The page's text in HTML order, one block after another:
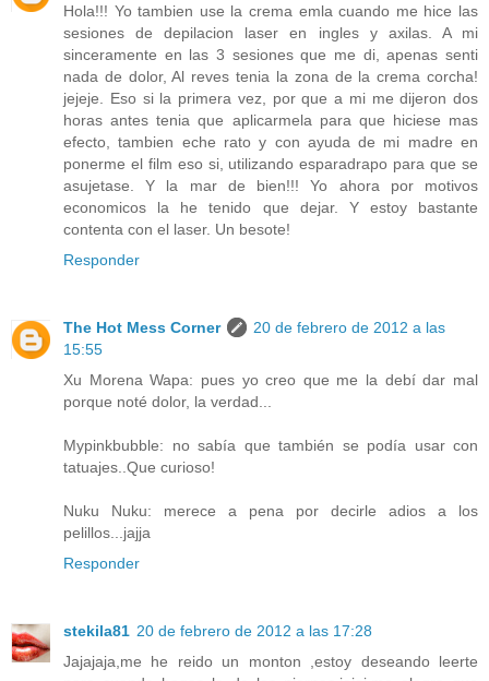
Hola!!! Yo tambien use la crema emla cuando me hice las
sesiones de depilacion laser en ingles y axilas. A mi
sinceramente en las 3 sesiones que me di, apenas senti
nada de dolor, Al reves tenia la zona de la crema corcha!
jejeje. Eso si la primera vez, por que a mi me dijeron dos
horas antes tenia que aplicarmela para que hiciese mas
efecto, tambien eche rato y con ayuda de mi madre en
ponerme el film eso si, utilizando esparadrapo para que se
asujetase. Y la mar de bien!!! Yo ahora por motivos
economicos la he tenido que dejar. Y estoy bastante
contenta con el laser. Un besote!
Responder
The Hot Mess Corner
20 de febrero de 2012 a las
15:55
Xu Morena Wapa: pues yo creo que me la debí dar mal
porque noté dolor, la verdad...
Mypinkbubble: no sabía que también se podía usar con
tatuajes..Que curioso!
Nuku Nuku: merece a pena por decirle adios a los
pelillos...jajja
Responder
stekila81 20 de febrero de 2012 a las 17:28
Jajajaja,me he reido un monton ,estoy deseando leerte